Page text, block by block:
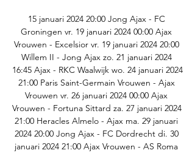
15 januari 2024 20:00 Jong Ajax - FC
Groningen vr. 19 januari 2024 00:00 Ajax
Vrouwen - Excelsior vr. 19 januari 2024 20:00
Willem II - Jong Ajax zo. 21 januari 2024
16:45 Ajax - RKC Waalwijk wo. 24 januari 2024
21:00 Paris Saint-Germain Vrouwen - Ajax
Vrouwen vr. 26 januari 2024 00:00 Ajax
Vrouwen - Fortuna Sittard za. 27 januari 2024
21:00 Heracles Almelo - Ajax ma. 29 januari
2024 20:00 Jong Ajax - FC Dordrecht di. 30
januari 2024 21:00 Ajax Vrouwen - AS Roma